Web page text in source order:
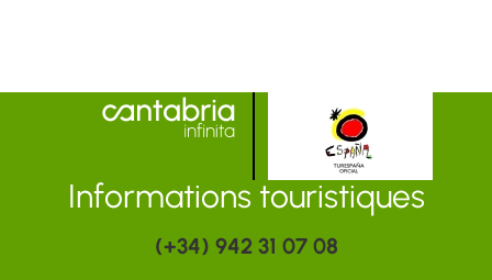
Informations touristiques
(+34) 942 31 07 08